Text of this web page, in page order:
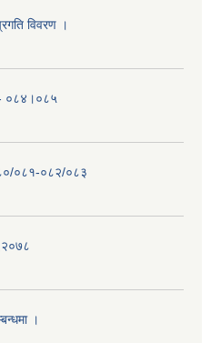
विवरण ।
०८४।०८५
०८१-०८२/०८३
।